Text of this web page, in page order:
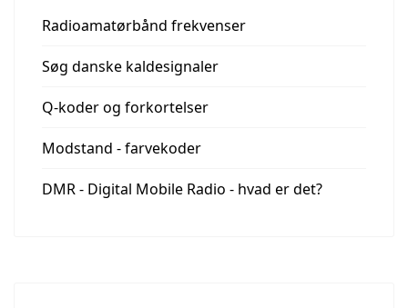
Radioamatørbånd frekvenser
Søg danske kaldesignaler
Q-koder og forkortelser
Modstand - farvekoder
DMR - Digital Mobile Radio - hvad er det?